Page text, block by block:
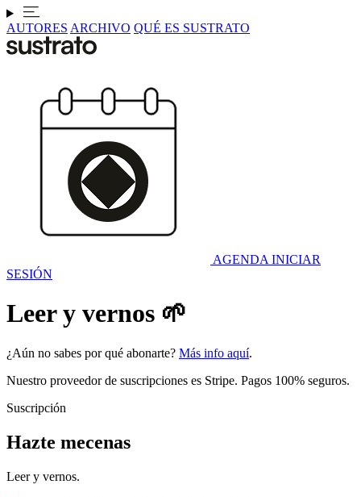
AUTORES ARCHIVO QUÉ ES SUSTRATO
AGENDA INICIAR
SESIÓN
Leer y vernos 🌱
¿Aún no sabes por qué abonarte? Más info aquí.
Nuestro proveedor de suscripciones es Stripe. Pagos 100% seguros.
Suscripción
Hazte mecenas
Leer y vernos.